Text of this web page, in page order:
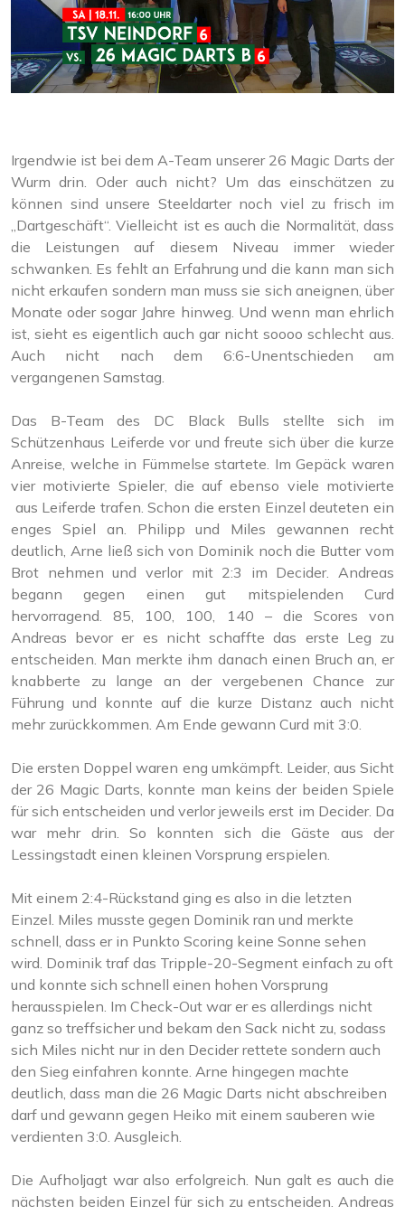
Irgendwie ist bei dem A-Team unserer 26 Magic Darts der
Wurm drin. Oder auch nicht? Um das einschätzen zu
können sind unsere Steeldarter noch viel zu frisch im
„Dartgeschäft“. Vielleicht ist es auch die Normalität, dass
die Leistungen auf diesem Niveau immer wieder
schwanken. Es fehlt an Erfahrung und die kann man sich
nicht erkaufen sondern man muss sie sich aneignen, über
Monate oder sogar Jahre hinweg. Und wenn man ehrlich
ist, sieht es eigentlich auch gar nicht soooo schlecht aus.
Auch nicht nach dem 6:6-Unentschieden am
vergangenen Samstag.
Das B-Team des DC Black Bulls stellte sich im
Schützenhaus Leiferde vor und freute sich über die kurze
Anreise, welche in Fümmelse startete. Im Gepäck waren
vier motivierte Spieler, die auf ebenso viele motivierte
aus Leiferde trafen. Schon die ersten Einzel deuteten ein
enges Spiel an. Philipp und Miles gewannen recht
deutlich, Arne ließ sich von Dominik noch die Butter vom
Brot nehmen und verlor mit 2:3 im Decider. Andreas
begann gegen einen gut mitspielenden Curd
hervorragend. 85, 100, 100, 140 – die Scores von
Andreas bevor er es nicht schaffte das erste Leg zu
entscheiden. Man merkte ihm danach einen Bruch an, er
knabberte zu lange an der vergebenen Chance zur
Führung und konnte auf die kurze Distanz auch nicht
mehr zurückkommen. Am Ende gewann Curd mit 3:0.
Die ersten Doppel waren eng umkämpft. Leider, aus Sicht
der 26 Magic Darts, konnte man keins der beiden Spiele
für sich entscheiden und verlor jeweils erst im Decider. Da
war mehr drin. So konnten sich die Gäste aus der
Lessingstadt einen kleinen Vorsprung erspielen.
Mit einem 2:4-Rückstand ging es also in die letzten
Einzel. Miles musste gegen Dominik ran und merkte
schnell, dass er in Punkto Scoring keine Sonne sehen
wird. Dominik traf das Tripple-20-Segment einfach zu oft
und konnte sich schnell einen hohen Vorsprung
herausspielen. Im Check-Out war er es allerdings nicht
ganz so treffsicher und bekam den Sack nicht zu, sodass
sich Miles nicht nur in den Decider rettete sondern auch
den Sieg einfahren konnte. Arne hingegen machte
deutlich, dass man die 26 Magic Darts nicht abschreiben
darf und gewann gegen Heiko mit einem sauberen wie
verdienten 3:0. Ausgleich.
Die Aufholjagt war also erfolgreich. Nun galt es auch die
nächsten beiden Einzel für sich zu entscheiden. Andreas